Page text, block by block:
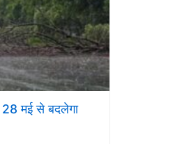
28 मई से बदलेगा